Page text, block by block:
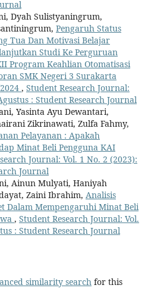
Dyah Sulistyaningrum,
Pengaruh Status
Tua Dan Motivasi Belajar
Studi Ke Perguruan
Program Keahlian Otomatisasi
SMK Negeri 3 Surakarta
, Student Research Journal:
: Student Research Journal
Yasinta Ayu Dewantari,
Zikrinawati, Zulfa Fahmy,
Pelayanan : Apakah
Minat Beli Pengguna KAI
Journal: Vol. 1 No. 2 (2023):
Journal
Ainun Mulyati, Haniyah
Zaini Ibrahim, Analisis
Dalam Mempengaruhi Minat Beli
, Student Research Journal: Vol.
: Student Research Journal
similarity searchfor this